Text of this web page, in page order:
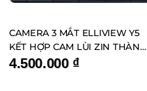
CAMERA 3 MẮT ELLIVIEW Y5
KẾT HỢP CAM LÙI ZIN THÀNH
HỆ THỐNG CAM 360
4.500.000 ₫